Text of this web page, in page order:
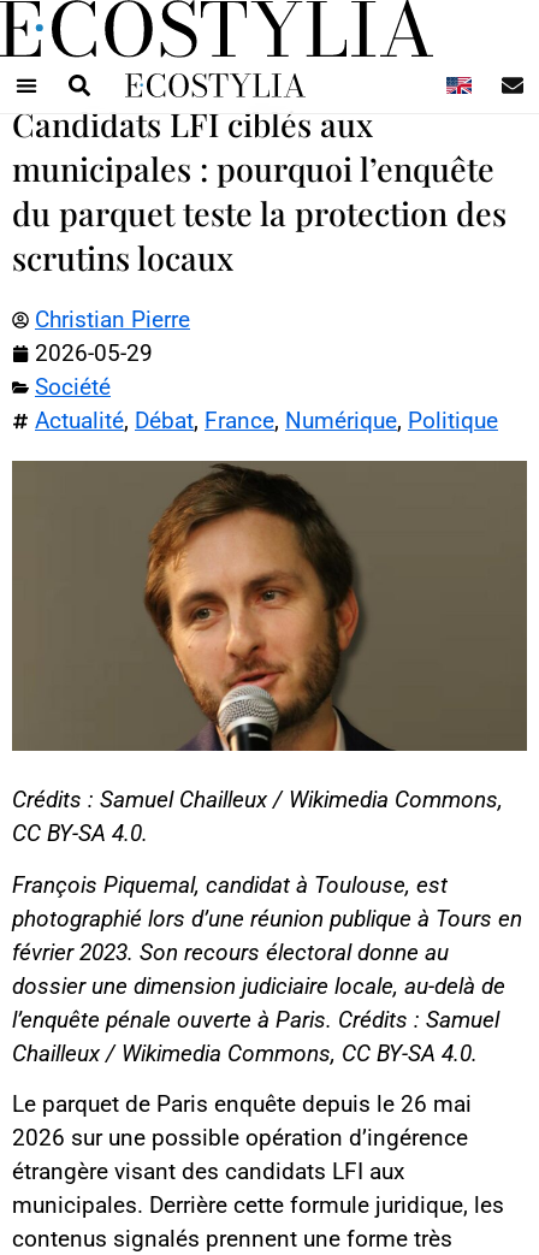
Candidats LFI ciblés aux
municipales : pourquoi l’enquête
du parquet teste la protection des
scrutins locaux
Christian Pierre
2026-05-29
Société
Actualité, Débat, France, Numérique, Politique
Crédits : Samuel Chailleux / Wikimedia Commons,
CC BY-SA 4.0.
François Piquemal, candidat à Toulouse, est
photographié lors d’une réunion publique à Tours en
février 2023. Son recours électoral donne au
dossier une dimension judiciaire locale, au-delà de
l’enquête pénale ouverte à Paris. Crédits : Samuel
Chailleux / Wikimedia Commons, CC BY-SA 4.0.
Le parquet de Paris enquête depuis le 26 mai
2026 sur une possible opération d’ingérence
étrangère visant des candidats LFI aux
municipales. Derrière cette formule juridique, les
contenus signalés prennent une forme très